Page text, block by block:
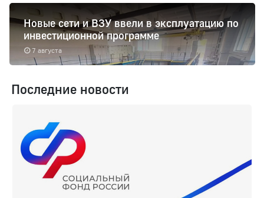
7 августа
Новые сети и ВЗУ ввели в эксплуатацию по
инвестиционной программе
Последние новости